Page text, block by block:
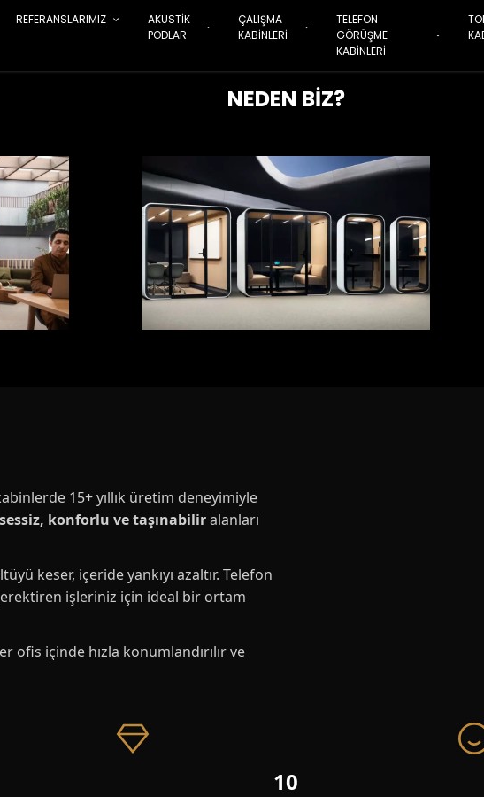
REFERANSLARIMIZ
AKUSTİK
PODLAR
ÇALIŞMA
KABİNLERİ
TELEFON
GÖRÜŞME
KABİNLERİ
NEDEN BİZ?
15+ yıllık üretim deneyimiyle
sessiz, konforlu ve taşınabiliralanları
keser, içeride yankıyı azaltır. Telefon
işleriniz için ideal bir ortam
ofis içinde hızla konumlandırılır ve
10